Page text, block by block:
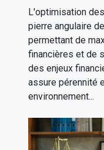
L'optimisation
pierre angulaire
permettant de
financières et de
des enjeux
assure pérennité
environnement...